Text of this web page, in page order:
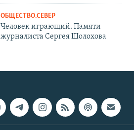
ОБЩЕСТВО.СЕВЕР
Человек играющий. Памяти
журналиста Сергея Шолохова